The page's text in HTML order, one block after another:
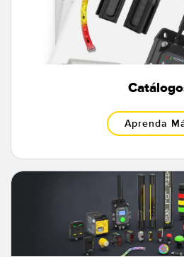
Aprenda